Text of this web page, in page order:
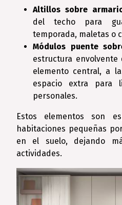
Altillos sobre
del techo para
temporada, maletas o
Módulos puente
estructura
elemento central, a
espacio extra para
personales.
Estos elementos son
habitaciones pequeñas
en el suelo, dejando
actividades.